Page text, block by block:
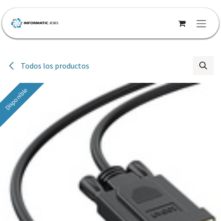
Ir al contenido
Todos los productos
Disponible